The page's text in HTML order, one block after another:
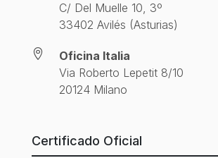
C/ Del Muelle 10, 3º
33402 Avilés (Asturias)

Oficina Italia
Via Roberto Lepetit 8/10
20124 Milano
Certificado Oficial